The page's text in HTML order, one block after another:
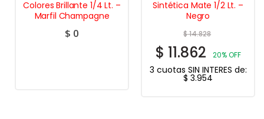
Colores Brillante 1/4 Lt. –
Marfil Champagne
$ 0
Sintética Mate 1/2 Lt. –
Negro
$14.828
$ 11.862 20% OFF
3 cuotas SIN INTERES de:
$ 3.954